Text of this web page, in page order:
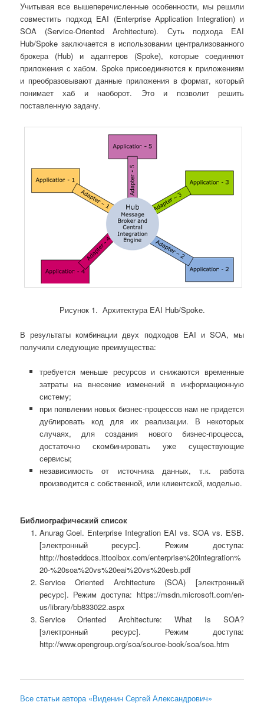
Учитывая все вышеперечисленные особенности, мы решили
совместить подход EAI (Enterprise Application Integration) и
SOA (Service-Oriented Architecture). Суть подхода EAI
Hub/Spoke заключается в использовании централизованного
брокера (Hub) и адаптеров (Spoke), которые соединяют
приложения с хабом. Spoke присоединяются к приложениям
и преобразовывают данные приложения в формат, который
понимает хаб и наоборот. Это и позволит решить
поставленную задачу.
Рисунок 1. Архитектура EAI Hub/Spoke.
В результаты комбинации двух подходов EAI и SOA, мы
получили следующие преимущества:
требуется меньше ресурсов и снижаются временные
затраты на внесение изменений в информационную
систему;
при появлении новых бизнес-процессов нам не придется
дублировать код для их реализации. В некоторых
случаях, для создания нового бизнес-процесса,
достаточно скомбинировать уже существующие
сервисы;
независимость от источника данных, т.к. работа
производится с собственной, или клиентской, моделью.
Библиографический список
Anurag Goel. Enterprise Integration EAI vs. SOA vs. ESB.
[электронный ресурс]. Режим доступа:
http://hosteddocs.ittoolbox.com/enterprise%20integration%
20-%20soa%20vs%20eai%20vs%20esb.pdf
Service Oriented Architecture (SOA) [электронный
ресурс]. Режим доступа: https://msdn.microsoft.com/en-
us/library/bb833022.aspx
Service Oriented Architecture: What Is SOA?
[электронный ресурс]. Режим доступа:
http://www.opengroup.org/soa/source-book/soa/soa.htm
Все статьи автора «Виденин Сергей Александрович»